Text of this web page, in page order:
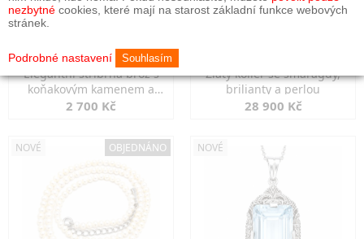
Elegantní stříbrná brož s
koňakovým kamenem a
markazity
2 700 Kč
Zlatý kolier se smaragdy,
brilianty a perlou
28 900 Kč
NOVÉ OBJEDNÁNO NOVÉ
nezbytné cookies, které mají na starost základní funkce webových
stránek.
Podrobné nastavení Souhlasím